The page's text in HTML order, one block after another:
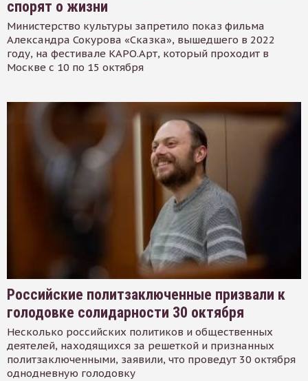
спорят о жизни
Министерство культуры запретило показ фильма
Александра Сокурова «Сказка», вышедшего в 2022
году, на фестивале КАРО.Арт, который проходит в
Москве с 10 по 15 октября
Российские политзаключенные призвали к
голодовке солидарности 30 октября
Несколько российских политиков и общественных
деятелей, находящихся за решеткой и признанных
политзаключенными, заявили, что проведут 30 октября
однодневную голодовку